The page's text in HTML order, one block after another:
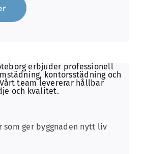
som ger byggnaden nytt liv